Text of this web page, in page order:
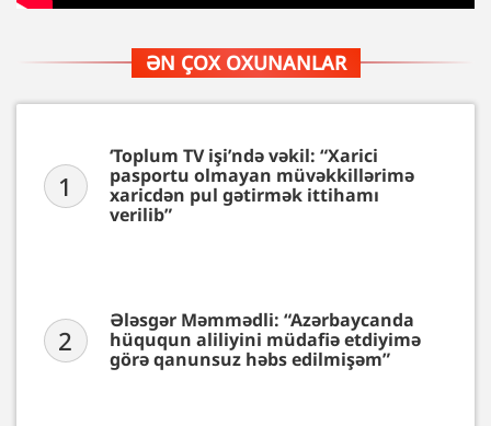
ƏN ÇOX OXUNANLAR
1
‘Toplum TV işi’ndə vəkil: “Xarici
pasportu olmayan müvəkkillərimə
xaricdən pul gətirmək ittihamı
verilib”
2
Ələsgər Məmmədli: “Azərbaycanda
hüququn aliliyini müdafiə etdiyimə
görə qanunsuz həbs edilmişəm”